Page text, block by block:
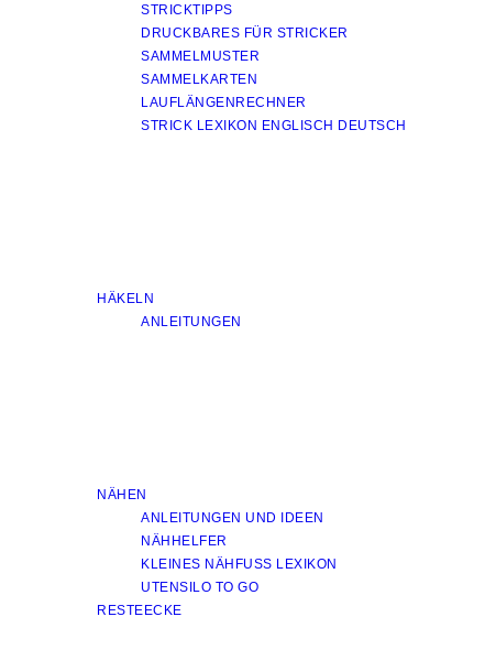
STRICKTIPPS
DRUCKBARES FÜR STRICKER
SAMMELMUSTER
SAMMELKARTEN
LAUFLÄNGENRECHNER
STRICK LEXIKON ENGLISCH DEUTSCH
HÄKELN
ANLEITUNGEN
NÄHEN
ANLEITUNGEN UND IDEEN
NÄHHELFER
KLEINES NÄHFUSS LEXIKON
UTENSILO TO GO
RESTEECKE